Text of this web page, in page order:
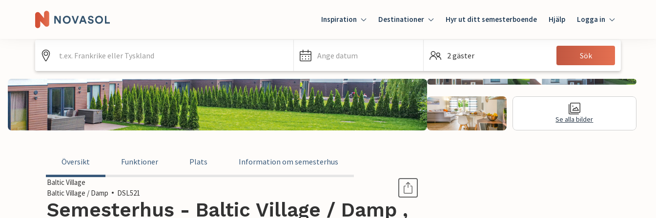
Inspiration Destinationer Hyr ut ditt semesterboende Hjälp Logga in
Gäst
Ange datum 2 gäster Sök
Se alla bilder
Översikt Funktioner Plats Information om semesterhus
Baltic Village
Baltic Village / Damp
DSL521
Semesterhus - Baltic Village / Damp ,